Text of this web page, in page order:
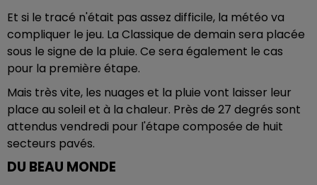
Et si le tracé n'était pas assez difficile, la météo va
compliquer le jeu. La Classique de demain sera placée
sous le signe de la pluie. Ce sera également le cas
pour la première étape.
Mais très vite, les nuages et la pluie vont laisser leur
place au soleil et à la chaleur. Près de 27 degrés sont
attendus vendredi pour l'étape composée de huit
secteurs pavés.
DU BEAU MONDE